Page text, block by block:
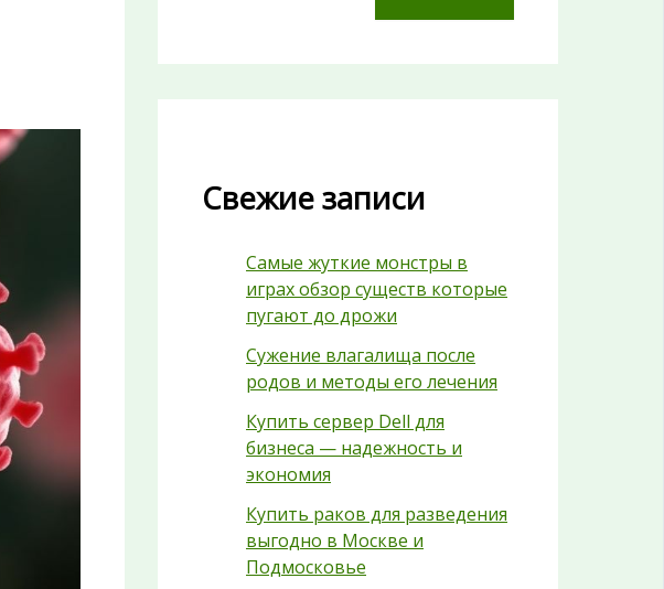
Свежие записи
Самые жуткие монстры в
играх обзор существ которые
пугают до дрожи
Сужение влагалища после
родов и методы его лечения
Купить сервер Dell для
бизнеса — надежность и
экономия
Купить раков для разведения
выгодно в Москве и
Подмосковье